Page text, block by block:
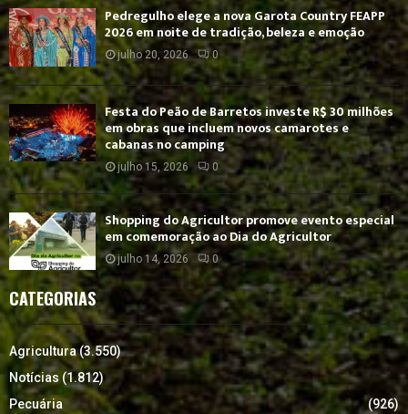
Pedregulho elege a nova Garota Country FEAPP
2026 em noite de tradição, beleza e emoção
julho 20, 2026 0
Festa do Peão de Barretos investe R$ 30 milhões
em obras que incluem novos camarotes e
cabanas no camping
julho 15, 2026 0
Shopping do Agricultor promove evento especial
em comemoração ao Dia do Agricultor
julho 14, 2026 0
CATEGORIAS
Agricultura(3.550)
Notícias (1.812)
Pecuária
(926)